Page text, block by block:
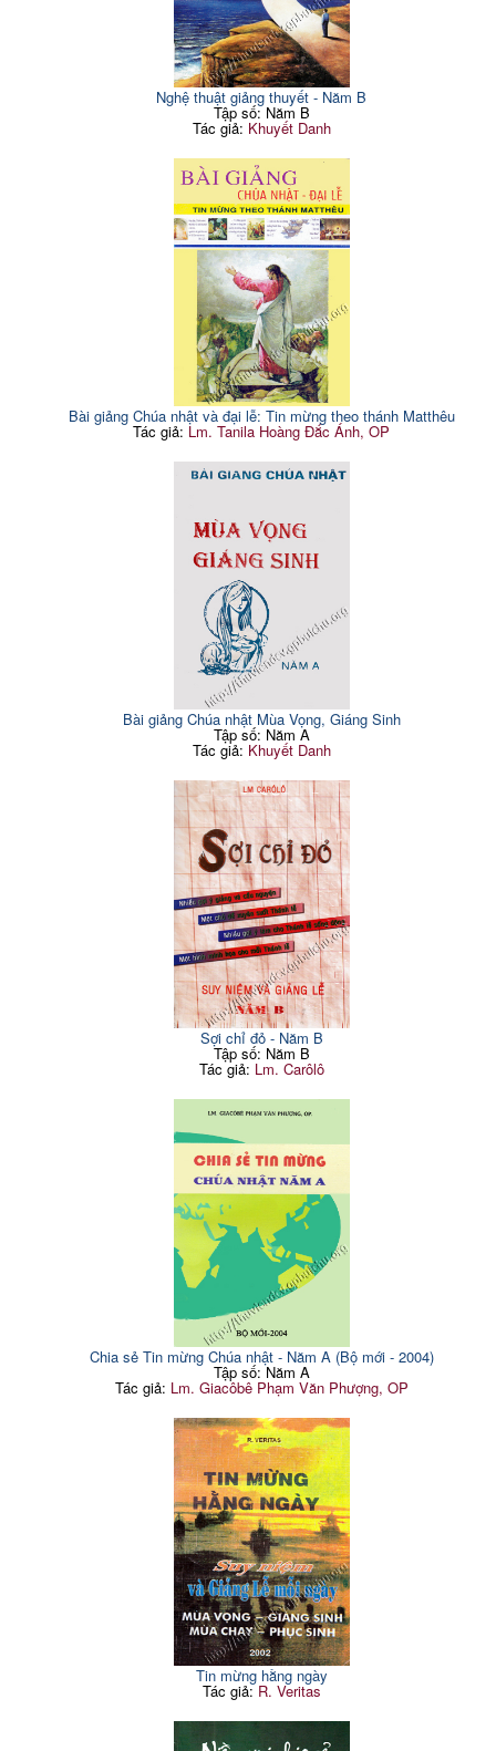
Nghệ thuật giảng thuyết - Năm B
Tập số: Năm B
Tác giả: Khuyết Danh
Bài giảng Chúa nhật và đại lễ: Tin mừng theo thánh Matthêu
Tác giả:Lm. Tanila Hoàng Đắc Ánh, OP
Bài giảng Chúa nhật Mùa Vọng, Giáng Sinh
Tập số: Năm A
Tác giả: Khuyết Danh
Sợi chỉ đỏ - Năm B
Tập số: Năm B
Tác giả: Lm. Carôlô
Chia sẻ Tin mừng Chúa nhật - Năm A (Bộ mới - 2004)
Tập số: Năm A
Tác giả: Lm. Giacôbê Phạm Văn Phượng, OP
Tin mừng hằng ngày
Tác giả:R. Veritas